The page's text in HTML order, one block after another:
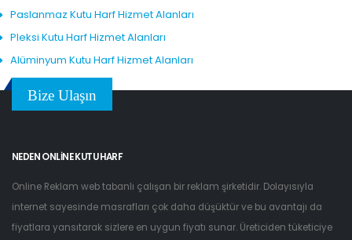
Paslanmaz Kutu Harf Hizmet Alanları
Pleksi Kutu Harf Hizmet Alanları
Alüminyum Kutu Harf Hizmet Alanları
Bize Ulaşın
NEDEN ONLINE KUTU HARF
Online Reklam web tabanlı çalışan bir reklam şirketidir. Dolayısıyla
internet sayesinde masrafları çok daha düşüktür ve bu avantajı da
fiyatlara yansıtarak sizlere en uygun fiyatı sunar. Üreticiden tüketiciye